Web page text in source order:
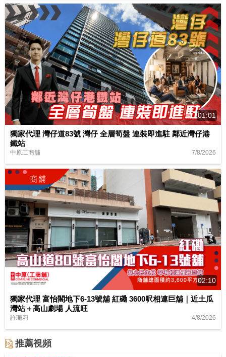
01:01
獨家代理 灣仔道83號 灣仔 全層筍盤 連裝即進駐 鄰近灣仔港
鐵站
中原工商舖 7/8/2026
02:10
獨家代理 富怡閣地下6-13號舖 紅磡 3600呎相連巨舖｜近土瓜
灣站＋高山劇場 人流旺
許珊莉 4/8/2026
推薦視頻